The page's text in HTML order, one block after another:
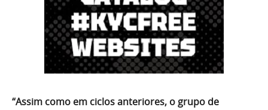
“Assim como em ciclos anteriores, o grupo de